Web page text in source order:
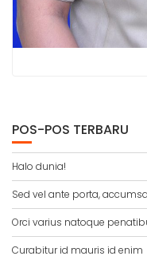
POS-POS TERBARU
Halo dunia!
Sed vel ante porta,
Orci varius natoque
Curabitur id mauris id enim